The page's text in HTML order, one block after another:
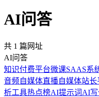
AI问答
共 1 篇网址
AI问答
知识付费平台微课SAAS系
音频自媒体直播自媒体站长
析工具热点榜AI提示词 AI